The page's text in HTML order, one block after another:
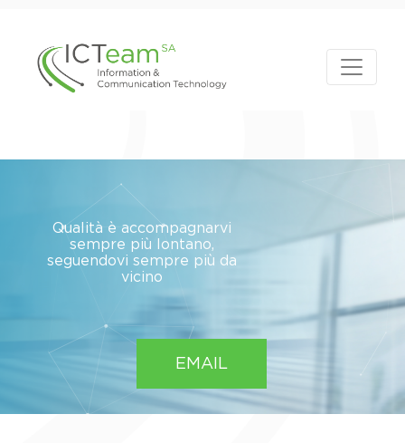
Qualità è accompagnarvi
sempre più lontano,
seguendovi sempre più da
vicino
EMAIL